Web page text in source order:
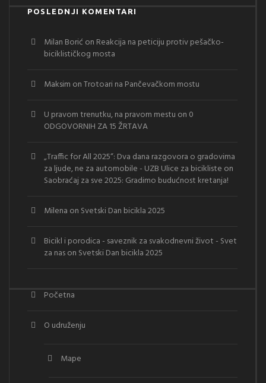
POSLEDNJI KOMENTARI
Milan Borić on Reakcija na peticiju protiv pešačko-
biciklističkog mosta
Maksim onTrotoari na Pančevačkom mostu
U pravom trenutku, na pravom mestu on 0
ODGOVORNIH ZA 15 ŽRTAVA
„Traffic for All 2025“: Dva dana razgovora o gradovima
za ljude, ne za automobile - UZB Ulice za bicikliste on
Saobraćaj za sve 2025: Gradimo budućnost kretanja!
Milena on Svetski Dan bicikla 2025
Bicikl i porodica - saveznik za svakodnevni život - Svet
za nason Svetski Dan bicikla 2025
Početna
O udruženju
Mape